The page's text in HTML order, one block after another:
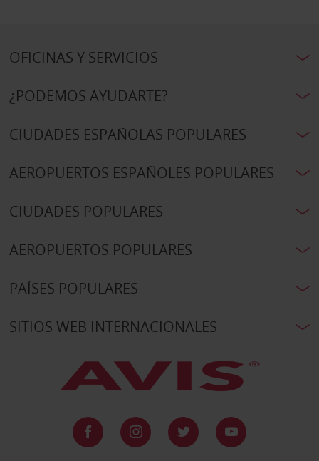
OFICINAS Y SERVICIOS
¿PODEMOS AYUDARTE?
CIUDADES ESPAÑOLAS POPULARES
AEROPUERTOS ESPAÑOLES POPULARES
CIUDADES POPULARES
AEROPUERTOS POPULARES
PAÍSES POPULARES
SITIOS WEB INTERNACIONALES